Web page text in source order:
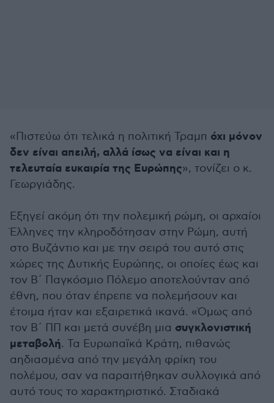
«Πιστεύω ότι τελικά η πολιτική Τραμπ όχι μόνον
δεν είναι απειλή, αλλά ίσως να είναι και η
τελευταία ευκαιρία της Ευρώπης», τονίζει ο κ.
Γεωργιάδης.
Εξηγεί ακόμη ότι την πολεμική ρώμη, οι αρχαίοι
Έλληνες την κληροδότησαν στην Ρώμη, αυτή
στο Βυζάντιο και με την σειρά του αυτό στις
χώρες της Δυτικής Ευρώπης, οι οποίες έως και
τον Β´ Παγκόσμιο Πόλεμο αποτελούνταν από
έθνη, που όταν έπρεπε να πολεμήσουν και
έτοιμα ήταν και εξαιρετικά ικανά. «Όμως από
τον Β´ ΠΠ και μετά συνέβη μια συγκλονιστική
μεταβολή. Τα Ευρωπαϊκά Κράτη, πιθανώς
αηδιασμένα από την μεγάλη φρίκη του
πολέμου, σαν να παραιτήθηκαν συλλογικά από
αυτό τους το χαρακτηριστικό. Σταδιακά